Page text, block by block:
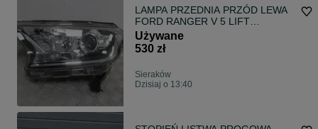
LAMPA PRZEDNIA PRZÓD LEWA
FORD RANGER V 5 LIFT
SOCZEWKA 2015-
Używane
530 zł
Sieraków
Dzisiaj o 13:40